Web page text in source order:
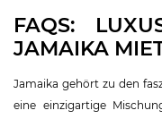
FAQS:
JAMAIKA
Jamaika gehört zu den
eine einzigartige